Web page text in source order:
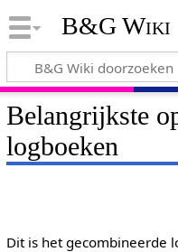
B&G Wiki
Belangrijkste
logboeken
Dit is het gecombineerde